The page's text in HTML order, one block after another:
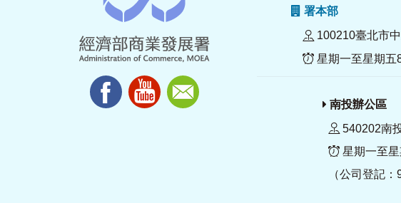
署本部
100210臺北市
星期一至星期五
南投辦公區
540202南
星期一至星
（公司登記